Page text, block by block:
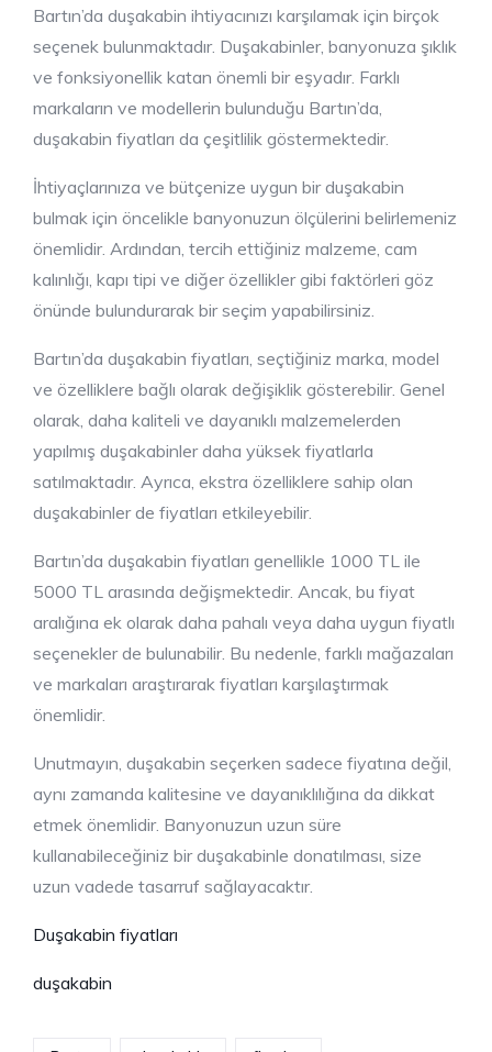
Bartın’da duşakabin ihtiyacınızı karşılamak için birçok
seçenek bulunmaktadır. Duşakabinler, banyonuza şıklık
ve fonksiyonellik katan önemli bir eşyadır. Farklı
markaların ve modellerin bulunduğu Bartın’da,
duşakabin fiyatları da çeşitlilik göstermektedir.
İhtiyaçlarınıza ve bütçenize uygun bir duşakabin
bulmak için öncelikle banyonuzun ölçülerini belirlemeniz
önemlidir. Ardından, tercih ettiğiniz malzeme, cam
kalınlığı, kapı tipi ve diğer özellikler gibi faktörleri göz
önünde bulundurarak bir seçim yapabilirsiniz.
Bartın’da duşakabin fiyatları, seçtiğiniz marka, model
ve özelliklere bağlı olarak değişiklik gösterebilir. Genel
olarak, daha kaliteli ve dayanıklı malzemelerden
yapılmış duşakabinler daha yüksek fiyatlarla
satılmaktadır. Ayrıca, ekstra özelliklere sahip olan
duşakabinler de fiyatları etkileyebilir.
Bartın’da duşakabin fiyatları genellikle 1000 TL ile
5000 TL arasında değişmektedir. Ancak, bu fiyat
aralığına ek olarak daha pahalı veya daha uygun fiyatlı
seçenekler de bulunabilir. Bu nedenle, farklı mağazaları
ve markaları araştırarak fiyatları karşılaştırmak
önemlidir.
Unutmayın, duşakabin seçerken sadece fiyatına değil,
aynı zamanda kalitesine ve dayanıklılığına da dikkat
etmek önemlidir. Banyonuzun uzun süre
kullanabileceğiniz bir duşakabinle donatılması, size
uzun vadede tasarruf sağlayacaktır.
Duşakabin fiyatları
duşakabin